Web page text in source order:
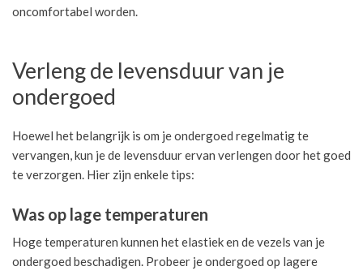
oncomfortabel worden.
Verleng de levensduur van je
ondergoed
Hoewel het belangrijk is om je ondergoed regelmatig te
vervangen, kun je de levensduur ervan verlengen door het goed
te verzorgen. Hier zijn enkele tips:
Was op lage temperaturen
Hoge temperaturen kunnen het elastiek en de vezels van je
ondergoed beschadigen. Probeer je ondergoed op lagere